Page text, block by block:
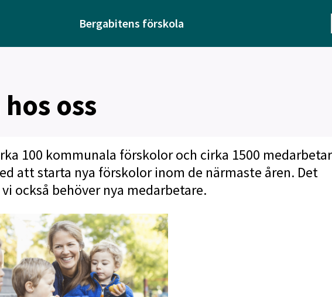
Bergabitens förskola
oss
100 kommunala förskolor och cirka 1500
att starta nya förskolor inom de närmaste åren. Det
också behöver nya medarbetare.